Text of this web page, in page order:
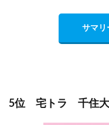
サマリ
5位 宅トラ 千住